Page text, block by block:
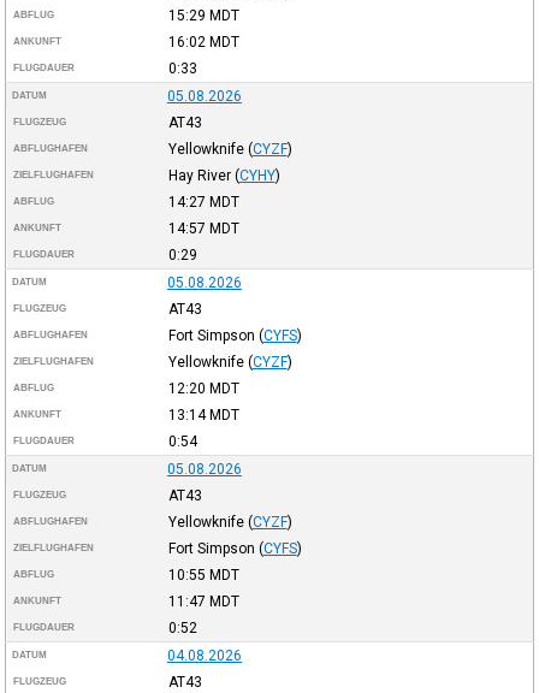
ABFLUG 15:29 MDT
ANKUNFT 16:02 MDT
FLUGDAUER 0:33
DATUM 05.08.2026
FLUGZEUG AT43
ABFLUGHAFEN Yellowknife (CYZF)
ZIELFLUGHAFEN Hay River (CYHY)
ABFLUG 14:27 MDT
ANKUNFT 14:57 MDT
FLUGDAUER 0:29
DATUM 05.08.2026
FLUGZEUG AT43
ABFLUGHAFEN Fort Simpson (CYFS)
ZIELFLUGHAFEN Yellowknife (CYZF)
ABFLUG 12:20 MDT
ANKUNFT 13:14 MDT
FLUGDAUER 0:54
DATUM 05.08.2026
FLUGZEUG AT43
ABFLUGHAFEN Yellowknife (CYZF)
ZIELFLUGHAFEN Fort Simpson (CYFS)
ABFLUG 10:55 MDT
ANKUNFT 11:47 MDT
FLUGDAUER 0:52
DATUM 04.08.2026
FLUGZEUG AT43